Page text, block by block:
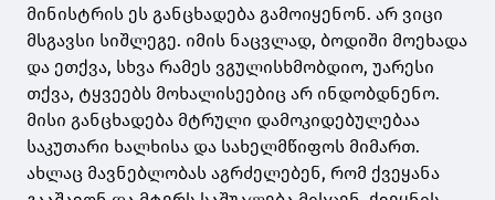
მინისტრის ეს განცხადება გამოიყენონ. არ ვიცი
მსგავსი სიშლეგე. იმის ნაცვლად, ბოდიში მოეხადა
და ეთქვა, სხვა რამეს ვგულისხმობდიო, უარესი
თქვა, ტყვეებს მოხალისეებიც არ ინდობდნენო.
მისი განცხადება მტრული დამოკიდებულებაა
საკუთარი ხალხისა და სახელმწიფოს მიმართ.
ახლაც მავნებლობას აგრძელებენ, რომ ქვეყანა